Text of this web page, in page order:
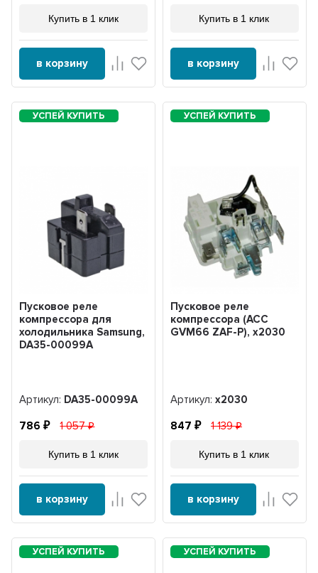
Купить в 1 клик
в корзину
Купить в 1 клик
в корзину
Пусковое реле
компрессора для
холодильника Samsung,
DA35-00099A
Артикул: DA35-00099A
786 1 057
Купить в 1 клик
в корзину
Пусковое реле
компрессора (ACC
GVM66 ZAF-P), x2030
Артикул: x2030
847 1 139
Купить в 1 клик
в корзину